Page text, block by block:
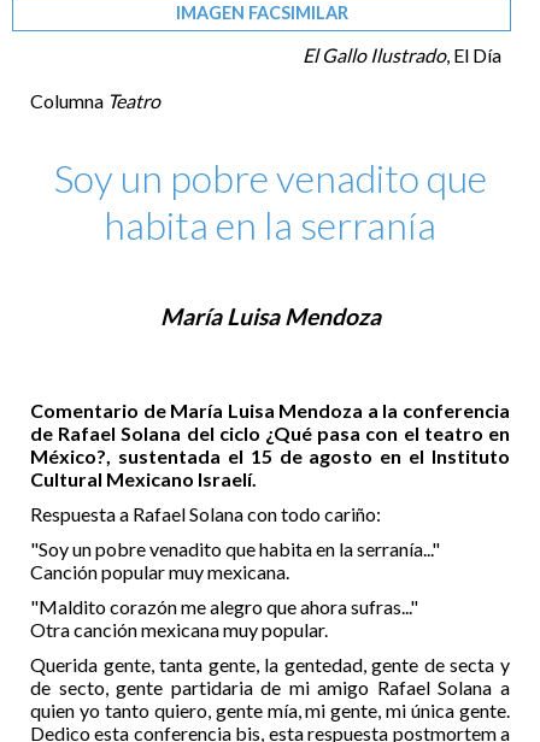
IMAGEN FACSIMILAR
El Gallo Ilustrado, El Día
Columna Teatro
Soy un pobre venadito que
habita en la serranía
María Luisa Mendoza
Comentario de María Luisa Mendoza a la conferencia
de Rafael Solana del ciclo ¿Qué pasa con el teatro en
México?, sustentada el 15 de agosto en el Instituto
Cultural Mexicano Israelí.
Respuesta a Rafael Solana con todo cariño:
"Soy un pobre venadito que habita en la serranía..."
Canción popular muy mexicana.
"Maldito corazón me alegro que ahora sufras..."
Otra canción mexicana muy popular.
Querida gente, tanta gente, la gentedad, gente de secta y
de secto, gente partidaria de mi amigo Rafael Solana a
quien yo tanto quiero, gente mía, mi gente, mi única gente.
Dedico esta conferencia bis, esta respuesta postmortem a